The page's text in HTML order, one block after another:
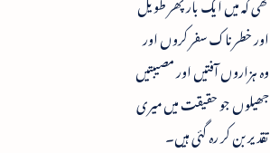
اور خطرناک سفر کروں اور
وہ ہزاروں آفتیں اور مصیبتیں
جھیلوں جو حقیقت میں میری
تقدیر بن کر رہ گئی ہیں۔